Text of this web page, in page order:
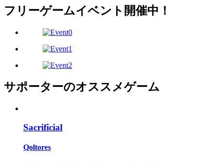
フリーゲームイベント開催中！
サポーターのオススメゲーム
Sacrificial
Qoltores